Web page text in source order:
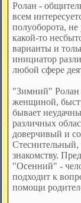
Ролан -
всем
полуоборота, не
какой-то
варианты и
инициатор
любой сфере
"Зимний" Ролан
женщиной,
бывает
различных
доверчивый и
Стеснительный,
знакомству.
"Осенний" -
подходит к
помощи